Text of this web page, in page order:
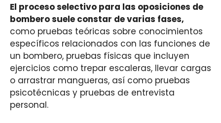
El proceso selectivo para las oposiciones de
bombero suele constar de varias fases,
como pruebas teóricas sobre conocimientos
específicos relacionados con las funciones de
un bombero, pruebas físicas que incluyen
ejercicios como trepar escaleras, llevar cargas
o arrastrar mangueras, así como pruebas
psicotécnicas y pruebas de entrevista
personal.